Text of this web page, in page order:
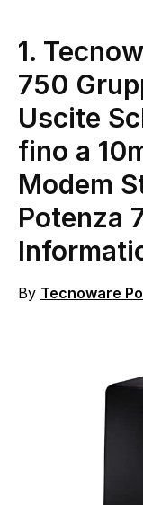
1.
750
Uscite
fino a
Modem
Potenza
By Tecnoware